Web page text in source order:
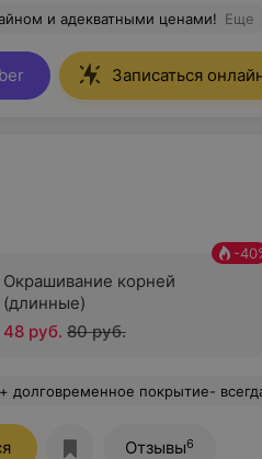
и адекватными ценами! Еще
Записаться
Окрашивание корней
(длинные)
-40
48 руб. 80 руб.
Вежливые и профессиональные мастера. Раннее там же делала стрижку и окраску- всё
Отзывы6